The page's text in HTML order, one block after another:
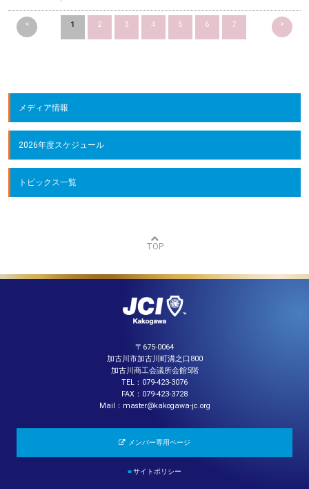
< 1 2 3 4 5 6 7 >
メディア情報
2026年度スケジュール
トピックス一覧
TOP
〒675-0064
加古川市加古川町溝之口800
加古川商工会議所会館5階
TEL：079-423-3076
FAX：079-423-3728
Mail：master@kakogawa-jc.org
メンバー専用ページ
■サイトポリシー